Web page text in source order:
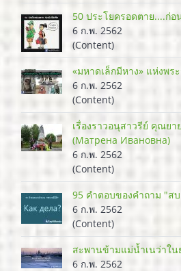
50 ประโยครอดตาย....ก่อ
6 ก.พ. 2562
(Content)
«มหาดเล็กมีหาง» แห่งพร
6 ก.พ. 2562
(Content)
เรื่องราวอนุสาวรีย์ คุณย
(Матрена Ивановна)
6 ก.พ. 2562
(Content)
95 คำตอบของคำถาม "ส
6 ก.พ. 2562
(Content)
สะพานข้ามแม่น้ำเนว่าใ
6 ก.พ. 2562